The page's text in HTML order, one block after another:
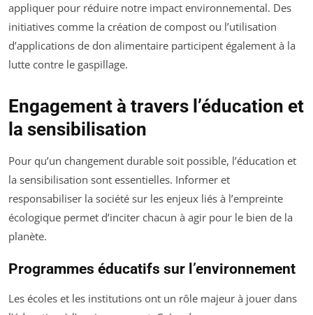
appliquer pour réduire notre impact environnemental. Des
initiatives comme la création de compost ou l’utilisation
d’applications de don alimentaire participent également à la
lutte contre le gaspillage.
Engagement à travers l’éducation et
la sensibilisation
Pour qu’un changement durable soit possible, l’éducation et
la sensibilisation sont essentielles. Informer et
responsabiliser la société sur les enjeux liés à l’empreinte
écologique permet d’inciter chacun à agir pour le bien de la
planète.
Programmes éducatifs sur l’environnement
Les écoles et les institutions ont un rôle majeur à jouer dans